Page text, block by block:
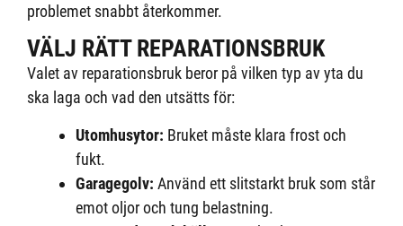
problemet snabbt återkommer.
VÄLJ RÄTT REPARATIONSBRUK
Valet av reparationsbruk beror på vilken typ av yta du
ska laga och vad den utsätts för:
Utomhusytor: Bruket måste klara frost och
fukt.
Garagegolv: Använd ett slitstarkt bruk som står
emot oljor och tung belastning.